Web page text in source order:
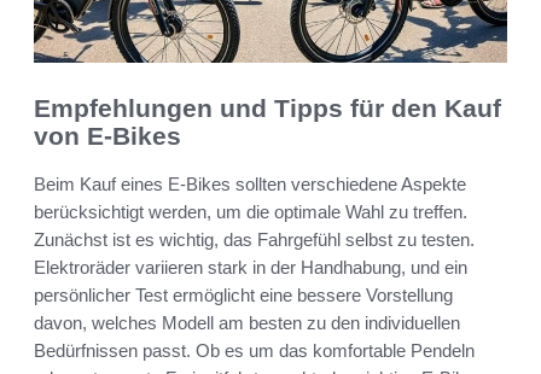
Empfehlungen und Tipps für den Kauf
von E-Bikes
Beim Kauf eines E-Bikes sollten verschiedene Aspekte
berücksichtigt werden, um die optimale Wahl zu treffen.
Zunächst ist es wichtig, das Fahrgefühl selbst zu testen.
Elektroräder variieren stark in der Handhabung, und ein
persönlicher Test ermöglicht eine bessere Vorstellung
davon, welches Modell am besten zu den individuellen
Bedürfnissen passt. Ob es um das komfortable Pendeln